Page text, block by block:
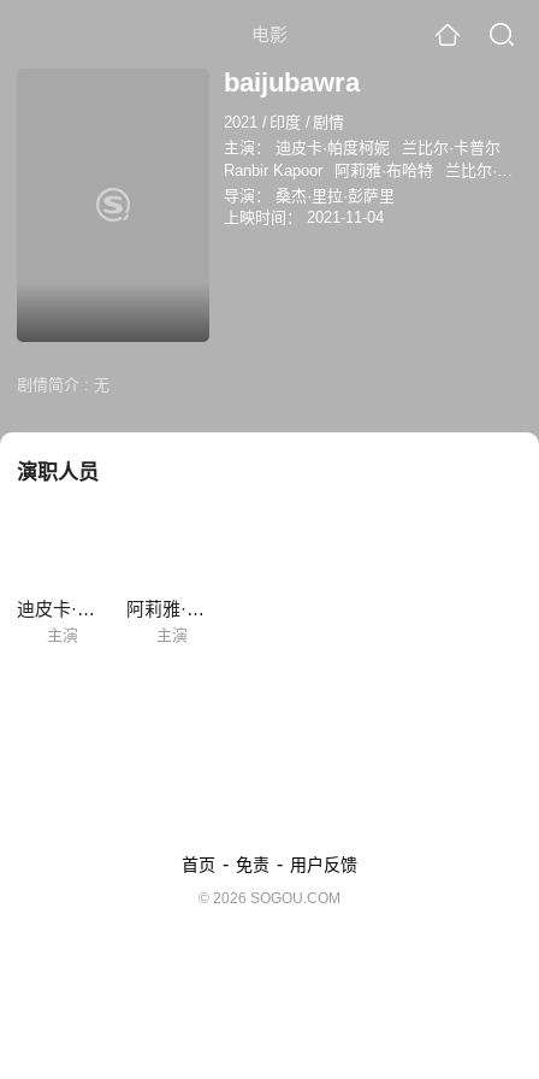
电影
baijubawra
2021 / 印度 /剧情
主演：
迪皮卡·帕度柯妮
兰比尔·卡普尔
Ranbir Kapoor
阿莉雅·布哈特
兰比尔·卡
普尔
导演：
桑杰·里拉·彭萨里
上映时间：
2021-11-04
剧情简介 : 无
演职人员
迪皮卡·帕度柯妮
主演
阿莉雅·布哈特
主演
首页 - 免责 - 用户反馈
© 2026 SOGOU.COM